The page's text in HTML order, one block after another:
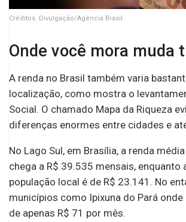
Créditos: Divulgação/Agência Brasil
Onde você mora muda
A renda no Brasil também varia
localização, como mostra o
Social. O chamado Mapa da Riqueza
diferenças enormes entre cidades e
No Lago Sul, em Brasília, a renda
chega a R$ 39.535 mensais, enquanto
população local é de R$ 23.141. No
municípios como Ipixuna do Pará onde
de apenas R$ 71 por mês.